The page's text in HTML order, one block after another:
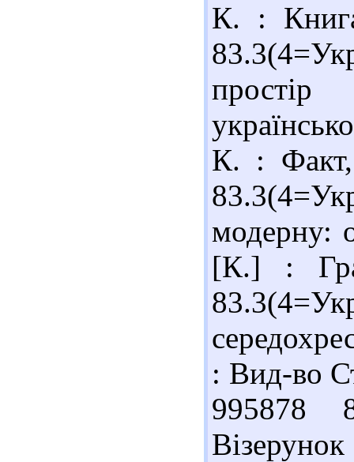
К. :
простір
К. :
модерну:
[К.] :
: Вид-во
995878